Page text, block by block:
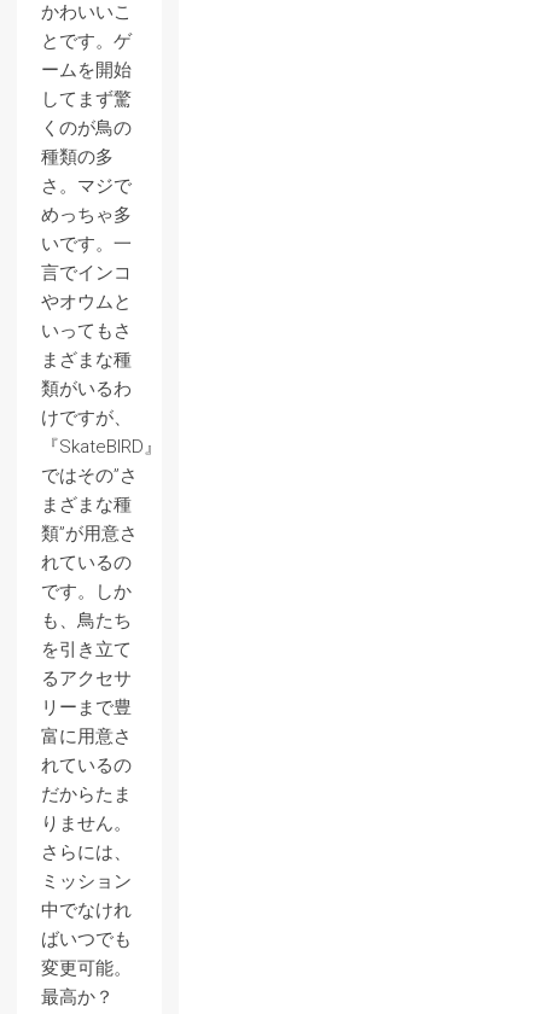
かわいいこ
とです。ゲ
ームを開始
してまず驚
くのが鳥の
種類の多
さ。マジで
めっちゃ多
いです。一
言でインコ
やオウムと
いってもさ
まざまな種
類がいるわ
けですが、
『SkateBIRD』
ではその”さ
まざまな種
類”が用意さ
れているの
です。しか
も、鳥たち
を引き立て
るアクセサ
リーまで豊
富に用意さ
れているの
だからたま
りません。
さらには、
ミッション
中でなけれ
ばいつでも
変更可能。
最高か？